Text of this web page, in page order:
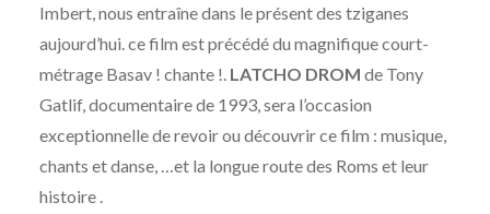
Imbert, nous entraîne dans le présent des tziganes
aujourd’hui. ce film est précédé du magnifique court-
métrage Basav ! chante !. LATCHO DROM de Tony
Gatlif, documentaire de 1993, sera l’occasion
exceptionnelle de revoir ou découvrir ce film : musique,
chants et danse, …et la longue route des Roms et leur
histoire .